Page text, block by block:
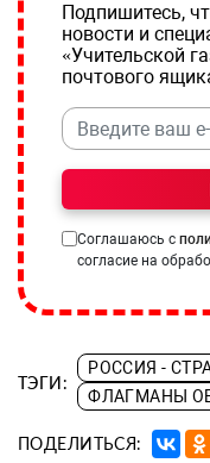
Подпишитесь,
новости и
«Учительской
почтового
Соглашаюсь с
согласие на
ТЭГИ:
РОССИЯ -
ФЛАГМАНЫ
ПОДЕЛИТЬСЯ: